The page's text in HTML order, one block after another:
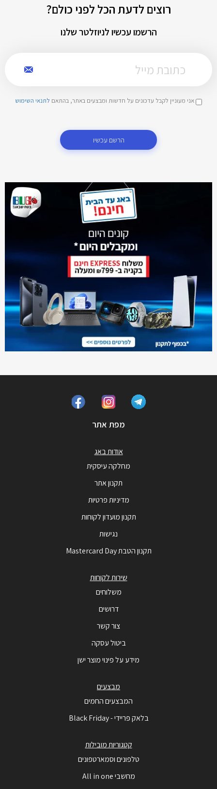
רוצים לדעת הכל לפני כולם?
הרשמו עכשיו לניוזלטר שלנו
אני מעוניין לקבל עדכונים על חדשות ומבצעים באתר, בהתאם לתנאי השימוש
הרשם עכשיו
מפת אתר
אודות באג
מחלקה עיסקית
תקנון אתר
מדיניות פרטיות
תקנון מועדון לקוחות
נגישות
תקנון הטבת Mastercard Day
שירות לקוחות
משלוחים
דרושים
צור קשר
ביטול עסקה
מידע על פינוי מוצר ישן
מבצעים
המבצעים החמים
בלאק פריידי - Black Friday
קטגוריות מובילות
טלפונים וסמארטפונים
מחשבי All in one